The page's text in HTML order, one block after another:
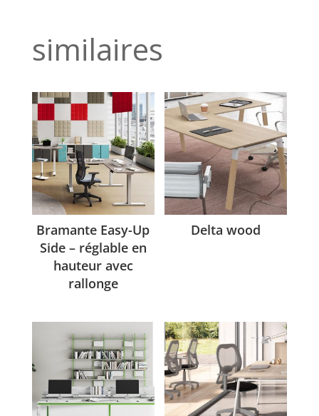
similaires
Bramante Easy-Up
Side – réglable en
hauteur avec
rallonge
Delta wood